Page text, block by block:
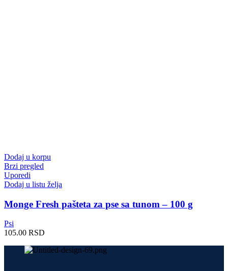
Dodaj u korpu
Brzi pregled
Uporedi
Dodaj u listu želja
Monge Fresh pašteta za pse sa tunom – 100 g
Psi
105.00 RSD